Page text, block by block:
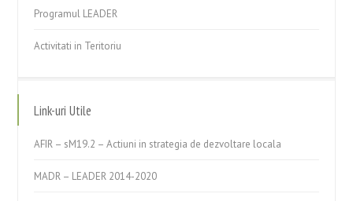
Programul LEADER
Activitati in Teritoriu
Link-uri Utile
AFIR – sM19.2 – Actiuni in strategia de dezvoltare locala
MADR – LEADER 2014-2020